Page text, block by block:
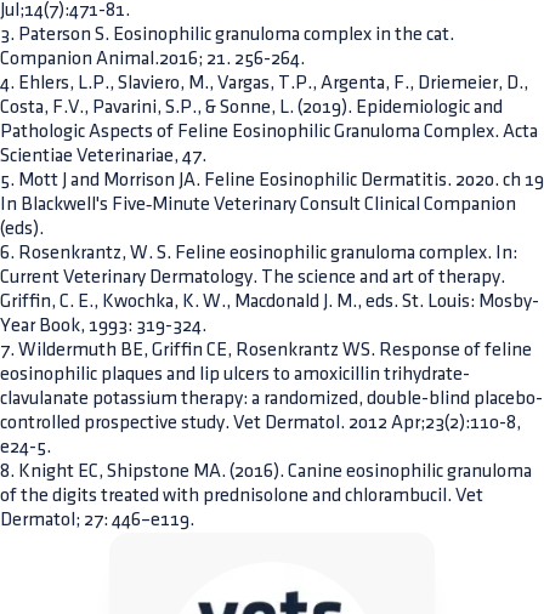
Jul;14(7):471-81.
3. Paterson S. Eosinophilic granuloma complex in the cat.
Companion Animal.2016; 21. 256-264.
4. Ehlers, L.P., Slaviero, M., Vargas, T.P., Argenta, F., Driemeier, D.,
Costa, F.V., Pavarini, S.P., & Sonne, L. (2019). Epidemiologic and
Pathologic Aspects of Feline Eosinophilic Granuloma Complex. Acta
Scientiae Veterinariae, 47.
5. Mott J and Morrison JA. Feline Eosinophilic Dermatitis. 2020. ch 19
In Blackwell's Five‐Minute Veterinary Consult Clinical Companion
(eds).
6. Rosenkrantz, W. S. Feline eosinophilic granuloma complex. In:
Current Veterinary Dermatology. The science and art of therapy.
Griffin, C. E., Kwochka, K. W., Macdonald J. M., eds. St. Louis: Mosby-
Year Book, 1993: 319-324.
7. Wildermuth BE, Griffin CE, Rosenkrantz WS. Response of feline
eosinophilic plaques and lip ulcers to amoxicillin trihydrate-
clavulanate potassium therapy: a randomized, double-blind placebo-
controlled prospective study. Vet Dermatol. 2012 Apr;23(2):110-8,
e24-5.
8. Knight EC, Shipstone MA. (2016). Canine eosinophilic granuloma
of the digits treated with prednisolone and chlorambucil. Vet
Dermatol; 27: 446–e119.